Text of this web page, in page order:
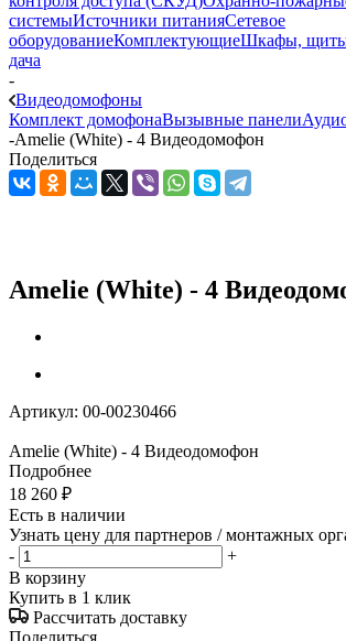
системыИсточники питанияСетевое
оборудованиеКомплектующиеШкафы,
дача
-
Видеодомофоны
Комплект домофонаВызывные панели
-Amelie (White) - 4 Видеодомофон
Поделиться
Amelie (White) - 4
Артикул: 00-00230466
Amelie (White) - 4 Видеодомофон
Подробнее
18 260 ₽
Есть в наличии
Узнать цену для партнеров / монтажных
-
+
В корзину
Купить в 1 клик
Рассчитать доставку
Поделиться